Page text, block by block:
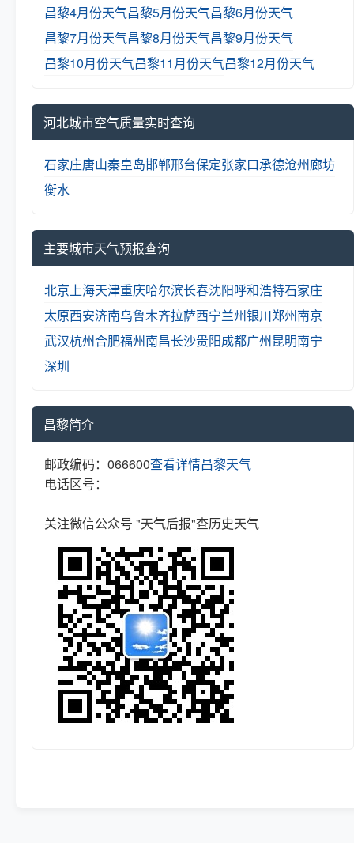
昌黎4月份天气昌黎5月份天气昌黎6月份天气
昌黎7月份天气昌黎8月份天气昌黎9月份天气
昌黎10月份天气昌黎11月份天气昌黎12月份天气
河北城市空气质量实时查询
石家庄唐山秦皇岛邯郸邢台保定张家口承德沧州廊坊
衡水
主要城市天气预报查询
北京 上海天津重庆哈尔滨长春沈阳呼和浩特石家庄
太原西安济南乌鲁木齐拉萨西宁兰州银川郑州南京
武汉杭州合肥福州南昌长沙贵阳成都广州昆明南宁
深圳
昌黎简介
邮政编码：066600
电话区号：
查看详情昌黎天气
关注微信公众号 "天气后报"查历史天气